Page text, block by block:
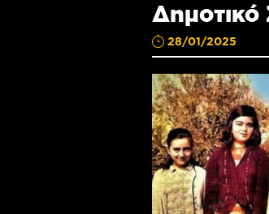
Δημοτικό
28/01/2025